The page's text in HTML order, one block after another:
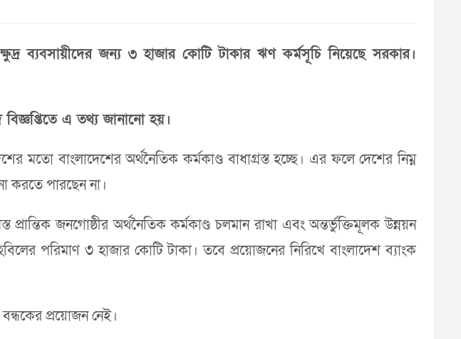
ব্যবসায়ীদের জন্য ৩ হাজার কোটি টাকার ঋণ কর্মসূচি নিয়েছে সরকার।
এ তথ্য জানানো হয়।
মতো বাংলাদেশের অর্থনৈতিক কর্মকাণ্ড বাধাগ্রস্ত হচ্ছে। এর ফলে দেশের নিম্ন
করতে পারছেন না।
প্রান্তিক জনগোষ্ঠীর অর্থনৈতিক কর্মকাণ্ড চলমান রাখা এবং অন্তর্ভুক্তিমূলক উন্নয়ন
পরিমাণ ৩ হাজার কোটি টাকা। তবে প্রয়োজনের নিরিখে বাংলাদেশ ব্যাংক
প্রয়োজন নেই।